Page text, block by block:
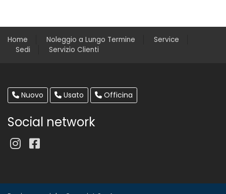
Home Noleggio a Lungo Termine
Service
Sedi
Servizio Clienti
Nuovo Usato Officina
Social network